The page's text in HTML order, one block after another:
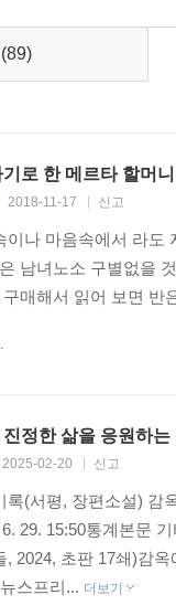
니며 문학을 좋아
강도단의 다섯 노인
팅이 유행할 때는, 누
생을 조금 즐겨 보고
길이 없다면
사회임에 틀림없다 (본
그리고 안나그레타
반응을 보일까? 대
대신 요양소에 격리
어 가는 비정규직
은 임금을 받는 여성
서 진정으로 하고 싶
(89)
로 한 메르타 할머니
2018-11-17 신고
이나 마음속에서 라
남녀노소 구별없을
매해서 읽어 보면
정한 삶을 응원하는
2025-02-20 신고
록(서평, 장편소설) 감
6. 29. 15:50통계본문
, 2024, 초판 17쇄)감
스프리... 더보기